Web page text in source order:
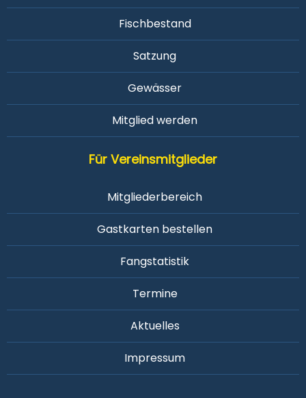
Fischbestand
Satzung
Gewässer
Mitglied werden
Für Vereinsmitglieder
Mitgliederbereich
Gastkarten bestellen
Fangstatistik
Termine
Aktuelles
Impressum